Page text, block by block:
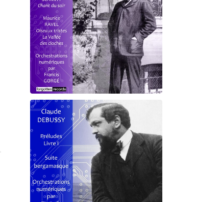
Debussy - Schmitt - Ravel
orchestrations numériques par
Francis Gorgé